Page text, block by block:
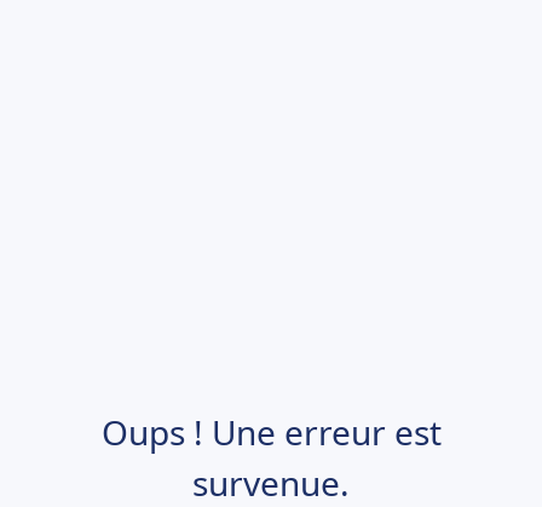
Oups ! Une erreur est
survenue.